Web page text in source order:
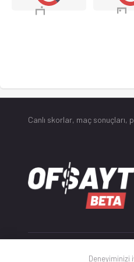
Canlı skorlar, maç sonuçları,
Deneyiminizi